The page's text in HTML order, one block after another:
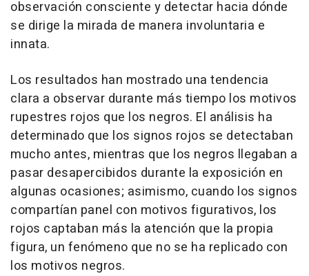
observación consciente y detectar hacia dónde
se dirige la mirada de manera involuntaria e
innata.
Los resultados han mostrado una tendencia
clara a observar durante más tiempo los motivos
rupestres rojos que los negros. El análisis ha
determinado que los signos rojos se detectaban
mucho antes, mientras que los negros llegaban a
pasar desapercibidos durante la exposición en
algunas ocasiones; asimismo, cuando los signos
compartían panel con motivos figurativos, los
rojos captaban más la atención que la propia
figura, un fenómeno que no se ha replicado con
los motivos negros.